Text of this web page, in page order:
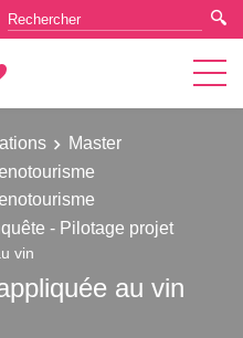
Master
- Pilotage projet
vin
au vin